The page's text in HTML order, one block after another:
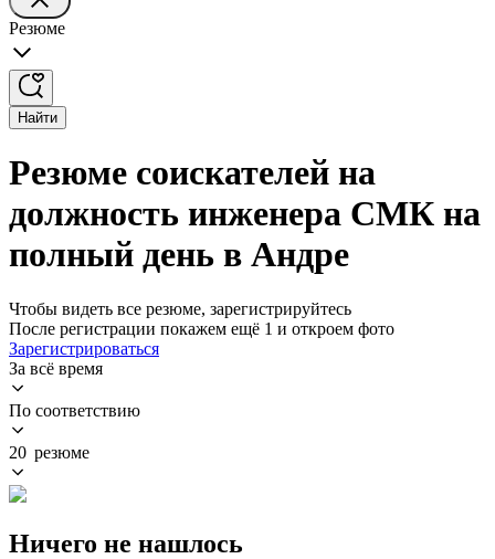
Резюме
Найти
Резюме соискателей на
должность инженера СМК на
полный день в Андре
Чтобы видеть все резюме, зарегистрируйтесь
После регистрации покажем ещё 1 и откроем фото
Зарегистрироваться
За всё время
По соответствию
20 резюме
Ничего не нашлось